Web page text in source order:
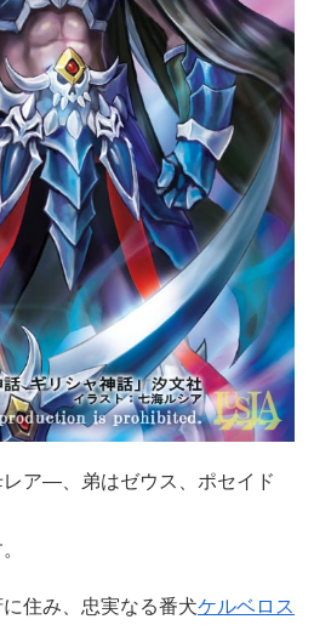
ア―、弟はゼウス、ポセイド
住み、忠実なる番犬ケルベロス